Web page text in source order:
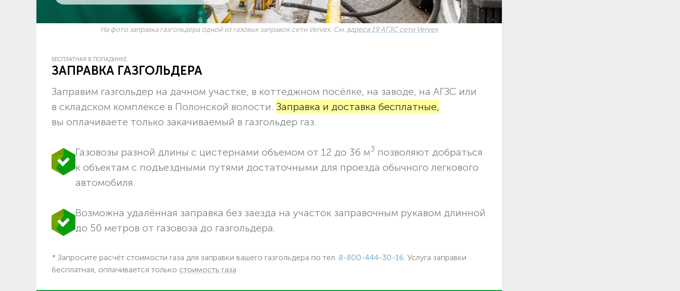
На фото заправка газгольдера одной из газовых заправок сети Vervex. См. адреса 19 АГЗС сети Vervex
БЕСПЛАТНАЯ В ПОПАДИНКЕ
ЗАПРАВКА ГАЗГОЛЬДЕРА
Заправим газгольдер на дачном участке, в коттеджном посёлке, на заводе, на АГЗС или
в складском комплексе в Полонской волости. Заправка и доставка бесплатные,
вы оплачиваете только закачиваемый в газгольдер газ.
Газовозы разной длины с цистернами объемом от 12 до 36 м3 позволяют добраться
к объектам c подъездными путями достаточными для проезда обычного легкового
автомобиля.
Возможна удалённая заправка без заезда на участок заправочным рукавом длинной
до 50 метров от газовоза до газгольдера.
* Запросите расчёт стоимости газа для заправки вашего газгольдера по тел. 8-800-444-30-16. Услуга заправки
бесплатная, оплачивается только стоимость газа